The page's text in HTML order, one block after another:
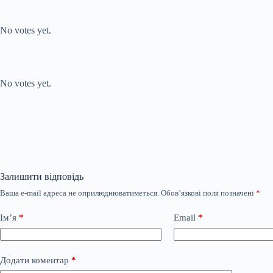
No votes yet.
No votes yet.
Залишити відповідь
Ваша e-mail адреса не оприлюднюватиметься. Обов’язкові поля позначені *
Ім’я * Email *
Додати коментар *